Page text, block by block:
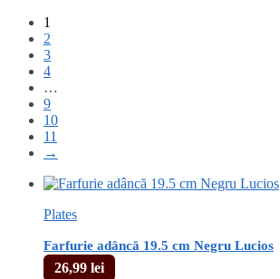
1
2
3
4
…
9
10
11
→
Plates
Farfurie adâncă 19.5 cm Negru Lucios
26,99 lei